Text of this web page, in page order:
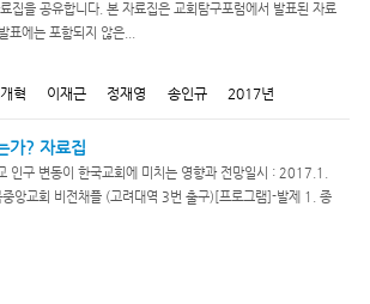
을 공유합니다. 본 자료집은 교회탐구포럼에서 발표된 자료
에는 포함되지 않은...
혁 이재근 정재영 송인규 2017년
가? 자료집
인구 변동이 한국교회에 미치는 영향과 전망일시 : 2017.1.
교회 비전채플 (고려대역 3번 출구)[프로그램]-발제 1. 종